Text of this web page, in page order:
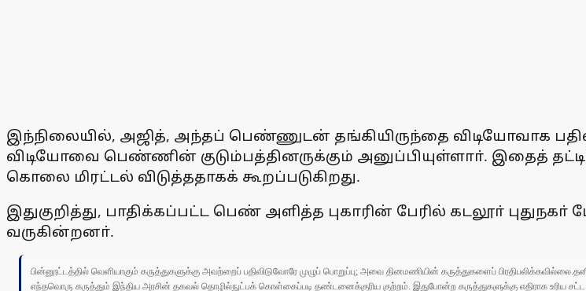
இந்நிலையில், அஜித், அந்தப் பெண்ணுடன் தங்கியிருந்தை விடியோவாக
விடியோவை பெண்ணின் குடும்பத்தினருக்கும் அனுப்பியுள்ளாா். இதைத்
கொலை மிரட்டல் விடுத்ததாகக் கூறப்படுகிறது.
இதுகுறித்து, பாதிக்கப்பட்ட பெண் அளித்த புகாரின் பேரில் கடலூா்
வருகின்றனா்.
பின்னூட்டத்தில் வெளியாகும் கருத்துகளுக்கு அவற்றைப் பதிவிடுவோரே முழுப் பொறுப்பு; அவை தினமணியின் கருத்துகளைப்
எந்தவொரு கருத்தும் இந்திய அரசின் தகவல் தொழில்நுட்பக் கொள்கைப்படி தண்டனைக்குரிய குற்றம். இதுபோன்ற கருத்துகளுக்கு எதிராக உரிய சட்ட